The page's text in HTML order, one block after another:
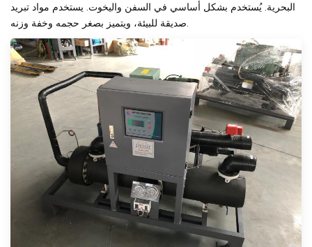
البحرية. يُستخدم بشكل أساسي في السفن واليخوت. يستخدم مواد تبريد